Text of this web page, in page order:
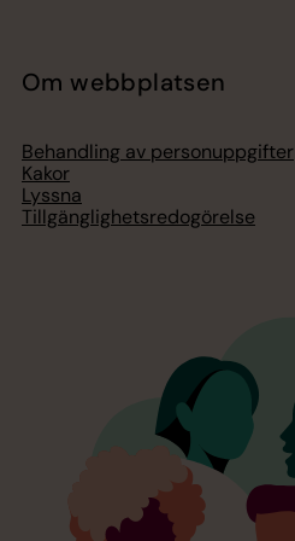
Om webbplatsen
Behandling av personuppgifter
Kakor
Lyssna
Tillgänglighetsredogörelse